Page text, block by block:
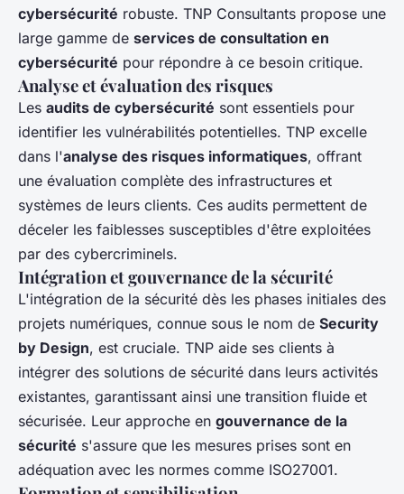
cybersécurité robuste. TNP Consultants propose une
large gamme de services de consultation en
cybersécurité pour répondre à ce besoin critique.
Analyse et évaluation des risques
Les audits de cybersécurité sont essentiels pour
identifier les vulnérabilités potentielles. TNP excelle
dans l'analyse des risques informatiques, offrant
une évaluation complète des infrastructures et
systèmes de leurs clients. Ces audits permettent de
déceler les faiblesses susceptibles d'être exploitées
par des cybercriminels.
Intégration et gouvernance de la sécurité
L'intégration de la sécurité dès les phases initiales des
projets numériques, connue sous le nom de Security
by Design, est cruciale. TNP aide ses clients à
intégrer des solutions de sécurité dans leurs activités
existantes, garantissant ainsi une transition fluide et
sécurisée. Leur approche en gouvernance de la
sécurité s'assure que les mesures prises sont en
adéquation avec les normes comme ISO27001.